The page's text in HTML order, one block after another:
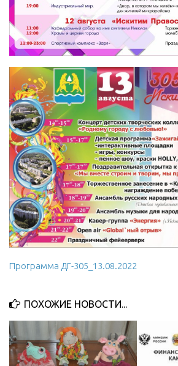
Программа ДГ-305_13.08.2022
ПОХОЖИЕ НОВОСТИ...